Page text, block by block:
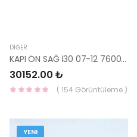
DIĞER
KAPI ÖN SAĞ İ30 07-12 76004-2L010-HMC
30152.00 ₺
( 154 Görüntüleme )
YENI